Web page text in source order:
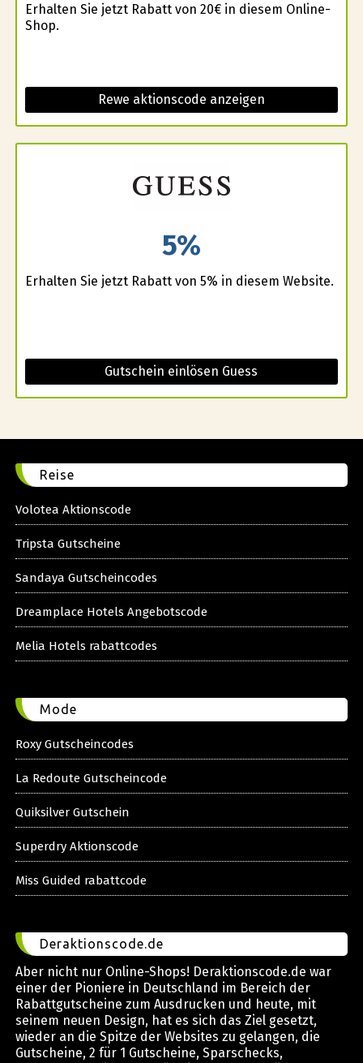
Erhalten Sie jetzt Rabatt von 20€ in diesem Online-
Shop.
Rewe aktionscode anzeigen
5%
Erhalten Sie jetzt Rabatt von 5% in diesem Website.
Gutschein einlösen Guess
Reise
Volotea Aktionscode
Tripsta Gutscheine
Sandaya Gutscheincodes
Dreamplace Hotels Angebotscode
Melia Hotels rabattcodes
Mode
Roxy Gutscheincodes
La Redoute Gutscheincode
Quiksilver Gutschein
Superdry Aktionscode
Miss Guided rabattcode
Deraktionscode.de
Aber nicht nur Online-Shops! Deraktionscode.de war
einer der Pioniere in Deutschland im Bereich der
Rabattgutscheine zum Ausdrucken und heute, mit
seinem neuen Design, hat es sich das Ziel gesetzt,
wieder an die Spitze der Websites zu gelangen, die
Gutscheine, 2 für 1 Gutscheine, Sparschecks,